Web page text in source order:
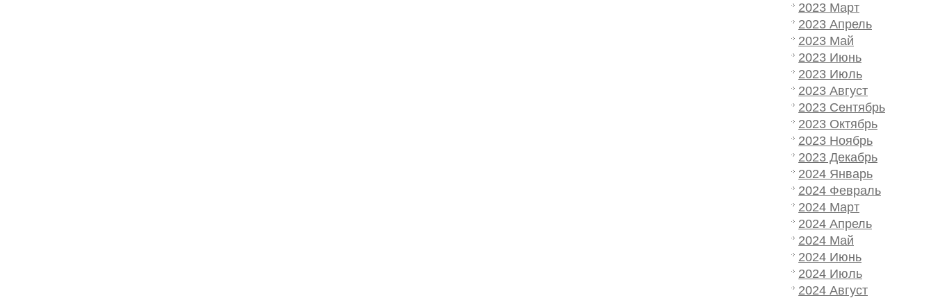
2023 Март
2023 Апрель
2023 Май
2023 Июнь
2023 Июль
2023 Август
2023 Сентябрь
2023 Октябрь
2023 Ноябрь
2023 Декабрь
2024 Январь
2024 Февраль
2024 Март
2024 Апрель
2024 Май
2024 Июнь
2024 Июль
2024 Август